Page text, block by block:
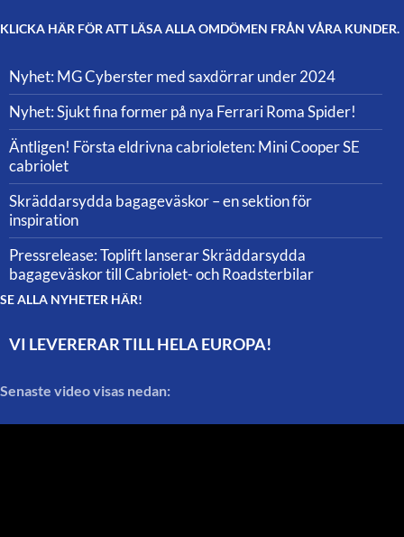
KLICKA HÄR FÖR ATT LÄSA ALLA OMDÖMEN FRÅN VÅRA KUNDER.
Nyhet: MG Cyberster med saxdörrar under 2024
Nyhet: Sjukt fina former på nya Ferrari Roma Spider!
Äntligen! Första eldrivna cabrioleten: Mini Cooper SE
cabriolet
Skräddarsydda bagageväskor – en sektion för
inspiration
Pressrelease: Toplift lanserar Skräddarsydda
bagageväskor till Cabriolet- och Roadsterbilar
SE ALLA NYHETER HÄR!
VI LEVERERAR TILL HELA EUROPA!
Senaste video visas nedan: